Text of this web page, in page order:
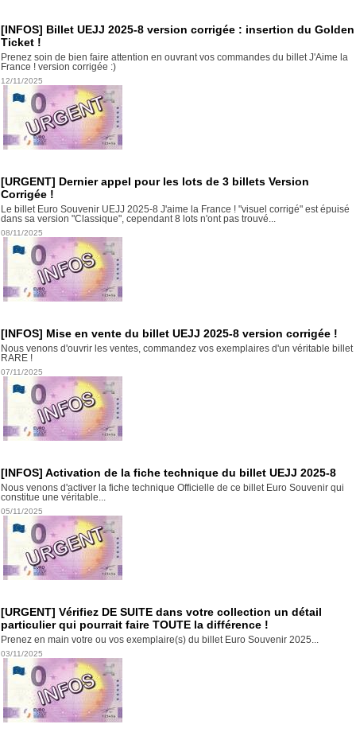
[INFOS] Billet UEJJ 2025-8 version corrigée : insertion du Golden
Ticket !
Prenez soin de bien faire attention en ouvrant vos commandes du billet J'Aime la
France ! version corrigée :)
12/11/2025
[URGENT] Dernier appel pour les lots de 3 billets Version
Corrigée !
Le billet Euro Souvenir UEJJ 2025-8 J'aime la France ! "visuel corrigé" est épuisé
dans sa version "Classique", cependant 8 lots n'ont pas trouvé...
08/11/2025
[INFOS] Mise en vente du billet UEJJ 2025-8 version corrigée !
Nous venons d'ouvrir les ventes, commandez vos exemplaires d'un véritable billet
RARE !
07/11/2025
[INFOS] Activation de la fiche technique du billet UEJJ 2025-8
Nous venons d'activer la fiche technique Officielle de ce billet Euro Souvenir qui
constitue une véritable...
05/11/2025
[URGENT] Vérifiez DE SUITE dans votre collection un détail
particulier qui pourrait faire TOUTE la différence !
Prenez en main votre ou vos exemplaire(s) du billet Euro Souvenir 2025...
03/11/2025